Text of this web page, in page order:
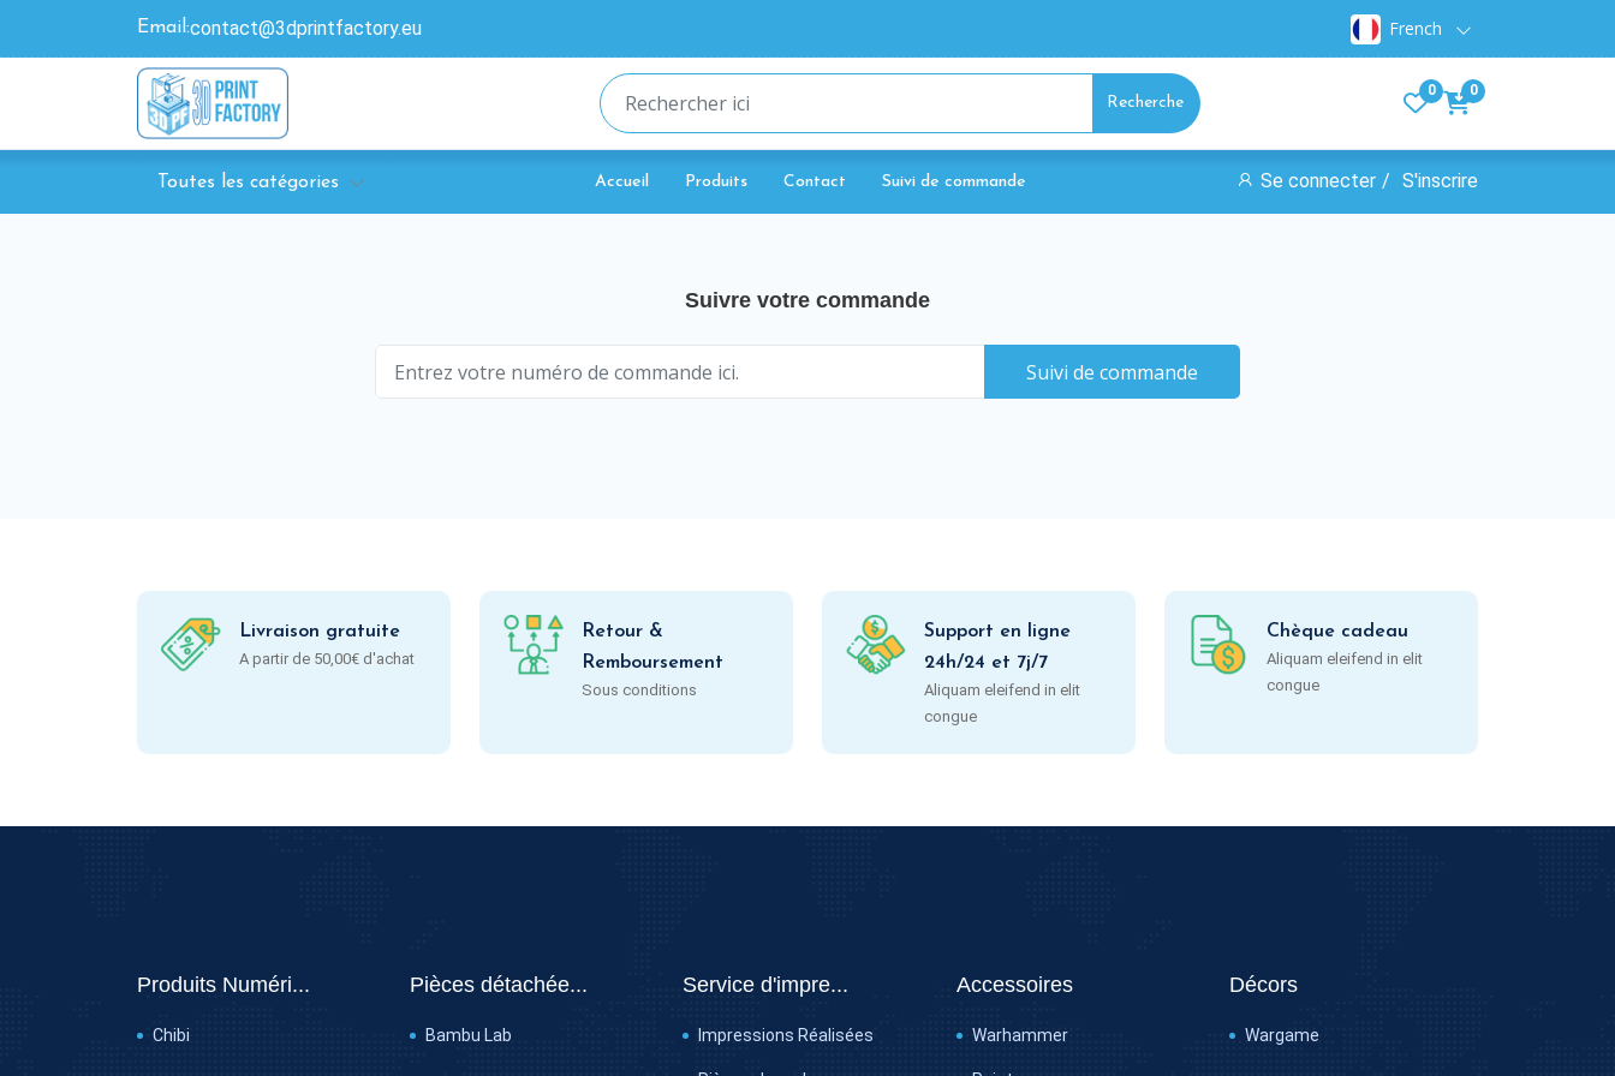
Email:contact@3dprintfactory.eu French
Recherche
0 0
Toutes les catégories Accueil Produits Contact Suivi de commande Se connecter S'inscrire
Suivre votre commande
Suivi de commande
Livraison gratuite
A partir de 50,00€ d'achat
Retour &
Remboursement
Sous conditions
Support en ligne
24h/24 et 7j/7
Aliquam eleifend in elit
congue
Chèque cadeau
Aliquam eleifend in elit
congue
Produits Numéri...
Chibi
Pièces détachée...
Bambu Lab
Service d'impre...
Impressions Réalisées
Accessoires
Warhammer
Décors
Wargame